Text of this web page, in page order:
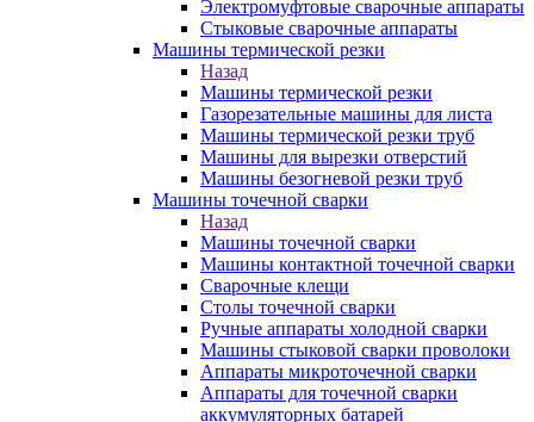
Электромуфтовые сварочные аппараты
Стыковые сварочные аппараты
Машины термической резки
Назад
Машины термической резки
Газорезательные машины для листа
Машины термической резки труб
Машины для вырезки отверстий
Машины безогневой резки труб
Машины точечной сварки
Назад
Машины точечной сварки
Машины контактной точечной сварки
Сварочные клещи
Столы точечной сварки
Ручные аппараты холодной сварки
Машины стыковой сварки проволоки
Аппараты микроточечной сварки
Аппараты для точечной сварки
аккумуляторных батарей